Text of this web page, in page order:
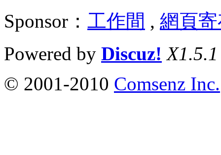
Sponsor： 工作間 , 網頁
Powered by Discuz! X1.5.1
© 2001-2010 Comsenz Inc.